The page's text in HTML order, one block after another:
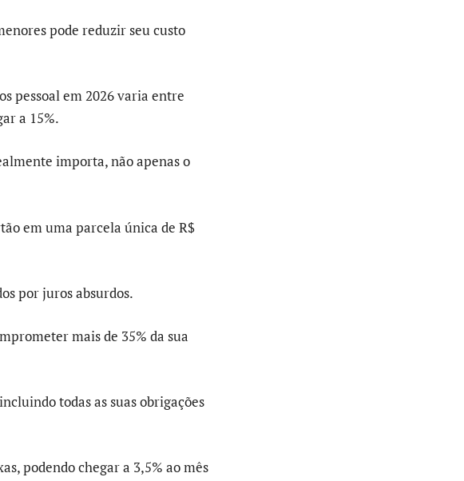
pode reduzir seu custo
pessoal em 2026 varia entre
a 15%.
importa, não apenas o
em uma parcela única de R$
por juros absurdos.
mais de 35% da sua
todas as suas obrigações
podendo chegar a 3,5% ao mês